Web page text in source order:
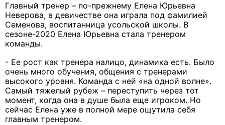
Главный тренер – по-прежнему Елена Юрьевна
Неверова, в девичестве она играла под фамилией
Семенова, воспитанница усольской школы. В
сезоне-2020 Елена Юрьевна стала тренером
команды.
- Ее рост как тренера налицо, динамика есть. Было
очень много обучения, общения с тренерами
высокого уровня. Команда с ней «на одной волне».
Самый тяжелый рубеж – переступить через тот
момент, когда она в душе была еще игроком. Но
сейчас Елена уже в полной мере ощутила себя
главным тренером.